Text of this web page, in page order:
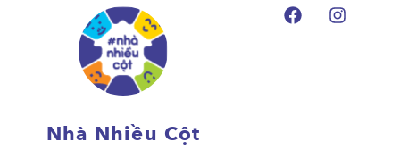
Nhà Nhiều Cột